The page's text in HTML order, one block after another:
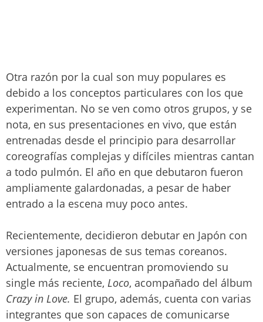
Otra razón por la cual son muy populares es
debido a los conceptos particulares con los que
experimentan. No se ven como otros grupos, y se
nota, en sus presentaciones en vivo, que están
entrenadas desde el principio para desarrollar
coreografías complejas y difíciles mientras cantan
a todo pulmón. El año en que debutaron fueron
ampliamente galardonadas, a pesar de haber
entrado a la escena muy poco antes.
Recientemente, decidieron debutar en Japón con
versiones japonesas de sus temas coreanos.
Actualmente, se encuentran promoviendo su
single más reciente, Loco, acompañado del álbum
Crazy in Love. El grupo, además, cuenta con varias
integrantes que son capaces de comunicarse